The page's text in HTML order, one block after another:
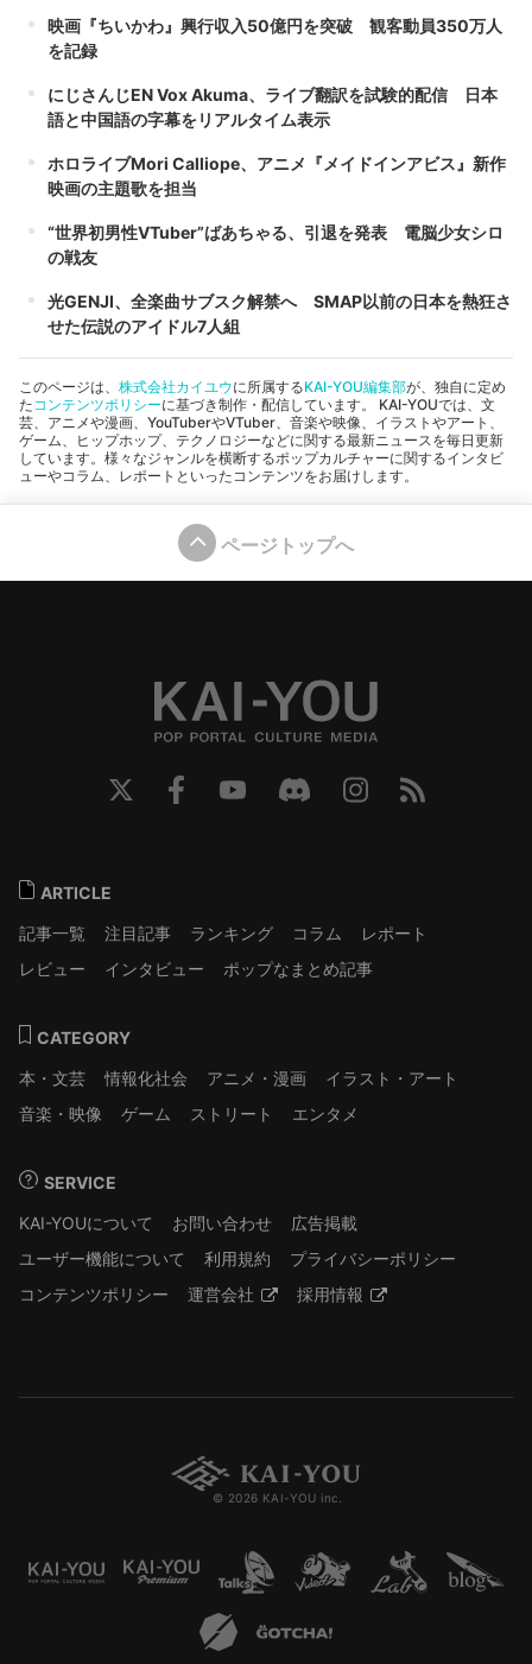
映画『ちいかわ』興行収入50億円を突破 観客動員350万人
を記録
にじさんじEN Vox Akuma、ライブ翻訳を試験的配信 日本
語と中国語の字幕をリアルタイム表示
ホロライブMori Calliope、アニメ『メイドインアビス』新作
映画の主題歌を担当
“世界初男性VTuber”ばあちゃる、引退を発表 電脳少女シロ
の戦友
光GENJI、全楽曲サブスク解禁へ SMAP以前の日本を熱狂さ
せた伝説のアイドル7人組
このページは、 株式会社カイユウに所属するKAI-YOU編集部が、独自に定め
たコンテンツポリシーに基づき制作・配信しています。 KAI-YOUでは、文
芸、アニメや漫画、YouTuberやVTuber、音楽や映像、イラストやアート、
ゲーム、ヒップホップ、テクノロジーなどに関する最新ニュースを毎日更新
しています。様々なジャンルを横断するポップカルチャーに関するインタビ
ューやコラム、レポートといったコンテンツをお届けします。
ページトップへ
ARTICLE
記事一覧
注目記事 ランキング コラム
レポート
レビュー
インタビュー ポップなまとめ記事
CATEGORY
本・文芸
情報化社会 アニメ・漫画
イラスト・アート
音楽・映像
ゲーム ストリート エンタメ
SERVICE
KAI-YOUについて
お問い合わせ
広告掲載
ユーザー機能について
利用規約
プライバシーポリシー
コンテンツポリシー
運営会社 採用情報
© 2026 KAI-YOU inc.